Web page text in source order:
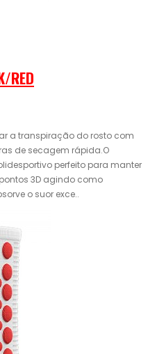
RED
a transpiração do rosto com
de secagem rápida.O
perfeito para manter
3D agindo como
o suor exce..